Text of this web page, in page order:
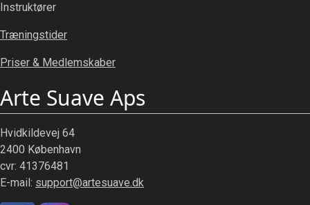
Instruktører
Træningstider
Priser & Medlemskaber
Arte Suave Aps
Hvidkildevej 64
2400 København
cvr: 41376481
E-mail: support@artesuave.dk